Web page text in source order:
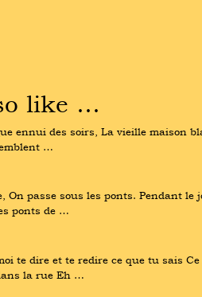
like …
ennui des soirs, La vieille maison
…
passe sous les ponts. Pendant
ponts de …
te dire et te redire ce que tu sais
la rue Eh …